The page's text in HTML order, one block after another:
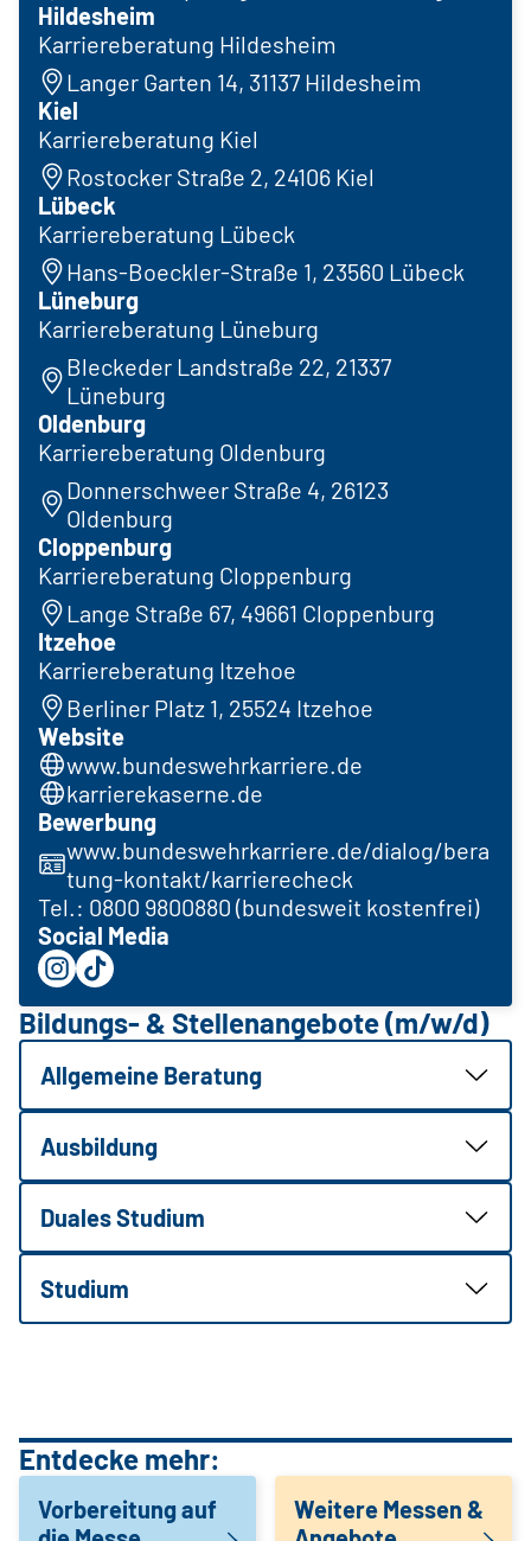
Hildesheim
Karriereberatung Hildesheim
Langer Garten 14, 31137 Hildesheim
Kiel
Karriereberatung Kiel
Rostocker Straße 2, 24106 Kiel
Lübeck
Karriereberatung Lübeck
Hans-Boeckler-Straße 1, 23560 Lübeck
Lüneburg
Karriereberatung Lüneburg
Bleckeder Landstraße 22, 21337
Lüneburg
Oldenburg
Karriereberatung Oldenburg
Donnerschweer Straße 4, 26123
Oldenburg
Cloppenburg
Karriereberatung Cloppenburg
Lange Straße 67, 49661 Cloppenburg
Itzehoe
Karriereberatung Itzehoe
Berliner Platz 1, 25524 Itzehoe
Website
www.bundeswehrkarriere.de
karrierekaserne.de
Bewerbung
www.bundeswehrkarriere.de/dialog/bera
tung-kontakt/karrierecheck
Tel.: 0800 9800880 (bundesweit kostenfrei)
Social Media
Bildungs- & Stellenangebote (m/w/d)
Allgemeine Beratung
Ausbildung
Duales Studium
Studium
Entdecke mehr:
Vorbereitung auf
Weitere Messen &